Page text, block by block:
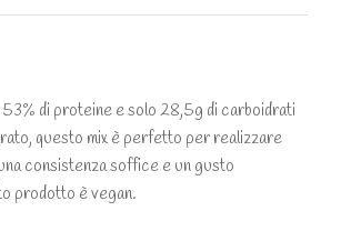
di proteine e solo 28,5g di carboidrati
questo mix è perfetto per realizzare
consistenza soffice e un gusto
prodotto è vegan.